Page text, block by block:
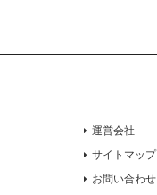
運営会社
サイトマップ
お問い合わせ